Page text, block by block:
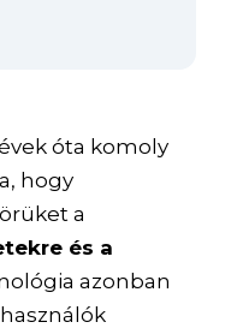
óta komoly
hogy
a
és a
azonban